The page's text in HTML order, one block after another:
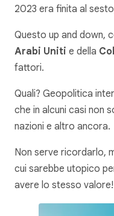
2023 era finita al
Questo up and down,
Arabi Uniti e della
fattori.
Quali? Geopolitica
che in alcuni casi non
nazioni e altro ancora.
Non serve ricordarlo,
cui sarebbe utopico
avere lo stesso valore!